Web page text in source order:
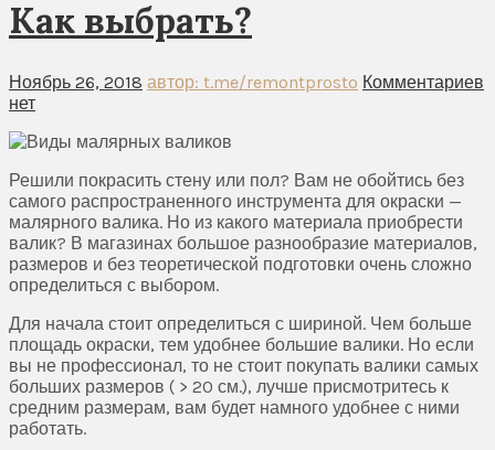
Как выбрать?
Ноябрь 26, 2018 автор: t.me/remontprosto Комментариев
нет
Решили покрасить стену или пол? Вам не обойтись без
самого распространенного инструмента для окраски —
малярного валика. Но из какого материала приобрести
валик? В магазинах большое разнообразие материалов,
размеров и без теоретической подготовки очень сложно
определиться с выбором.
Для начала стоит определиться с шириной. Чем больше
площадь окраски, тем удобнее большие валики. Но если
вы не профессионал, то не стоит покупать валики самых
больших размеров ( > 20 см.), лучше присмотритесь к
средним размерам, вам будет намного удобнее с ними
работать.